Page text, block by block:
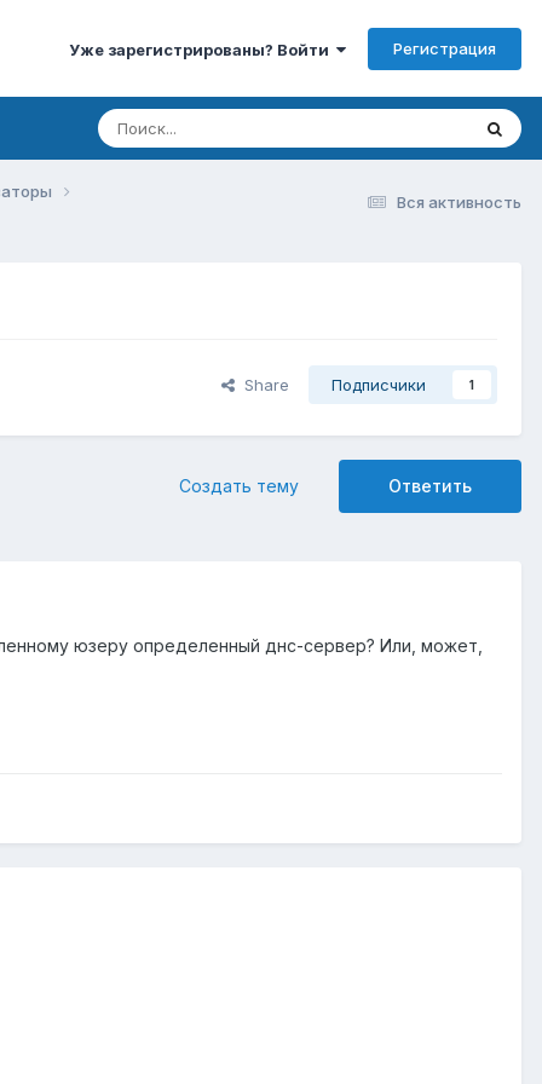
Уже зарегистрированы? Войти Регистрация
Вся активность
Share Подписчики 1
Ответить
Создать тему
юзеру определенный днс-сервер? Или, может,